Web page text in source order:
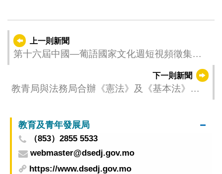
上一則新聞
第十六屆中國—葡語國家文化週短視頻徵集比
下一則新聞
教青局與法務局合辦《憲法》及《基本法》專
教育及青年發展局
（853）2855 5533
webmaster@dsedj.gov.mo
https://www.dsedj.gov.mo